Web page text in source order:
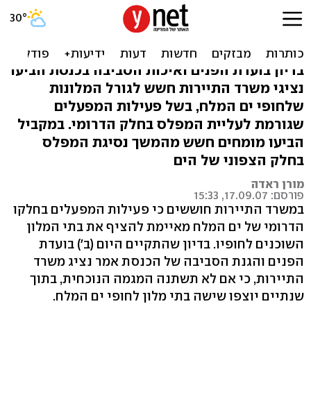
חשש: מלונות ים המלח יוצפו
בתוך שנתיים
בדיון בועדת הפנים ואיכות הסביבה בכנסת הביעו
נציגי משרד התיירות חשש לגורל המלונות
שלחופי ים המלח, בשל פעילות המפעלים
שגורמת לעליית המפלס בחלק הדרומי. במקביל
הביעו מומחים חשש מהמשך נסיגת המפלס
בחלק הצפוני של הים
מורן ראדה
פורסם: 17.09.07, 15:33
במשרד התיירות חוששים כי פעילות המפעלים בחלקו
הדרומי של ים המלח מאיימת להציף את בתי המלון
השוכנים לחופיו. בדיון שהתקיים היום (ב') בועדת
הפנים והגנת הסביבה של הכנסת אמר נציג משרד
התיירות, כי אם לא תשתנה המגמה הנוכחית, בתוך
שנתיים יוצפו שישה בתי מלון לחופי ים המלח.